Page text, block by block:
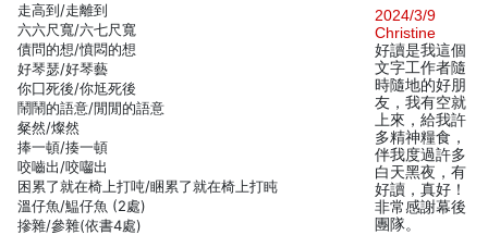
走高到/走離到
六六尺寬/六七尺寬
債問的想/憤悶的想
好琴瑟/好琴藝
你囗死後/你尪死後
鬧鬧的語意/閒閒的語意
粲然/燦然
捧一頓/揍一頓
咬嚙出/咬囓出
困累了就在椅上打吨/睏累了就在椅上打盹
溫仔魚/鰛仔魚 (2處)
摻雜/參雜(依書4處)
2024/3/9
Christine
好讀是我這個
文字工作者隨
時隨地的好朋
友，我有空就
上來，給我許
多精神糧食，
伴我度過許多
白天黑夜，有
好讀，真好！
非常感謝幕後
團隊。